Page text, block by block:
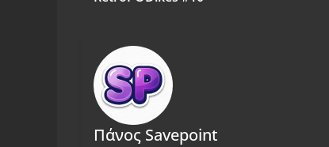
Πάνος Savepoint